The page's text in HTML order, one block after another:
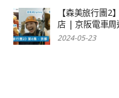
【森美旅行團
店 | 京阪電車周
2024-05-23